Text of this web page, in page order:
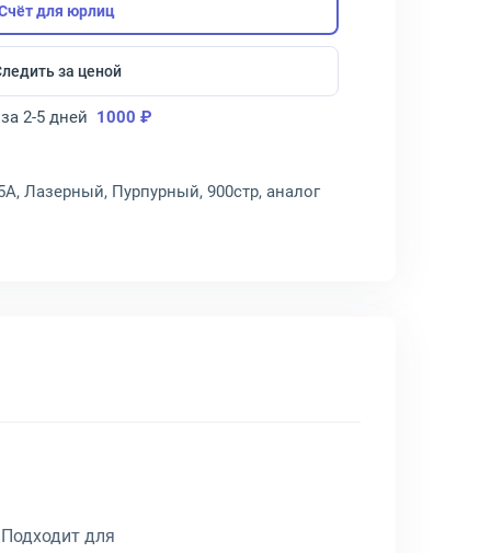
для юрлиц
за ценой
2-5 дней 1000 ₽
Лазерный, Пурпурный, 900стр, аналог
для